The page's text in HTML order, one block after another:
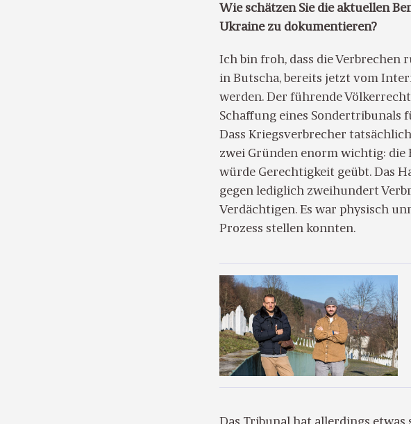
Wie schätzen Sie die aktuellen
Ukraine zu dokumentieren?
Ich bin froh, dass die Verbrechen
in Butscha, bereits jetzt vom
werden. Der führende
Schaffung eines Sondertribunals
Dass Kriegsverbrecher
zwei Gründen enorm wichtig: die
würde Gerechtigkeit geübt. Das
gegen lediglich zweihundert
Verdächtigen. Es war physisch
Prozess stellen konnten.